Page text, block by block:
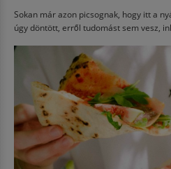
Sokan már azon picsognak, hogy itt a
úgy döntött, erről tudomást sem vesz,